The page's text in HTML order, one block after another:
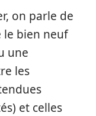
on parle de
bien neuf
une
les
et celles